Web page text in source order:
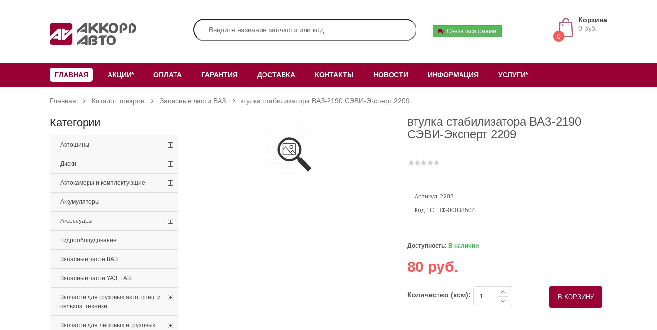
Связаться с нами
0
Корзина
0 руб.
ГЛАВНАЯ АКЦИИ* ОПЛАТА ГАРАНТИЯ ДОСТАВКА КОНТАКТЫ НОВОСТИ ИНФОРМАЦИЯ УСЛУГИ*
Главная Каталог товаров Запасные части ВАЗ втулка стабилизатора ВАЗ-2190 СЭВИ-Эксперт 2209
Категории
Автошины
Диски
Автокамеры и комплектующие
Аккумуляторы
Аксессуары
Гидрооборудование
Запасные части ВАЗ
Запасные части УАЗ, ГАЗ
Запчасти для грузовых авто, спец. и
сельхоз. техники
Запчасти для легковых и грузовых
втулка стабилизатора ВАЗ-2190
СЭВИ-Эксперт 2209
Артикул: 2209
Код 1С: НФ-00038504
Доступность: В наличии
80 руб.
Количество (ком):